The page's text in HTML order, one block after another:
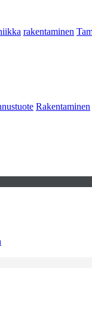
rakentaminen
Rakentaminen